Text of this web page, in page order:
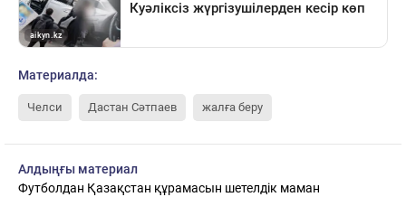
Материалда:
Челси Дастан Сәтпаев жалға беру
Алдыңғы материал
Футболдан Қазақстан құрамасын шетелдік маман